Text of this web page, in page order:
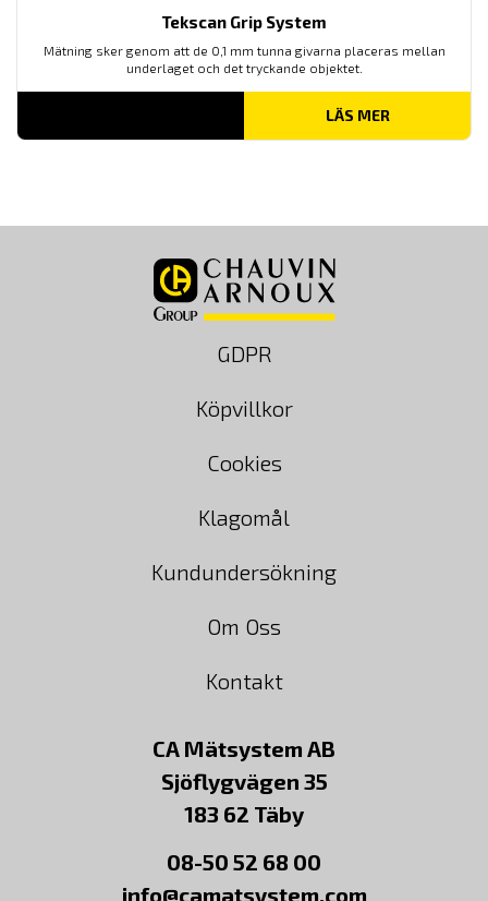
Tekscan Grip System
Mätning sker genom att de 0,1 mm tunna givarna placeras mellan
underlaget och det tryckande objektet.
LÄS MER
GDPR
Köpvillkor
Cookies
Klagomål
Kundundersökning
Om Oss
Kontakt
CA Mätsystem AB
Sjöflygvägen 35
183 62 Täby
08-50 52 68 00
info@camatsystem.com